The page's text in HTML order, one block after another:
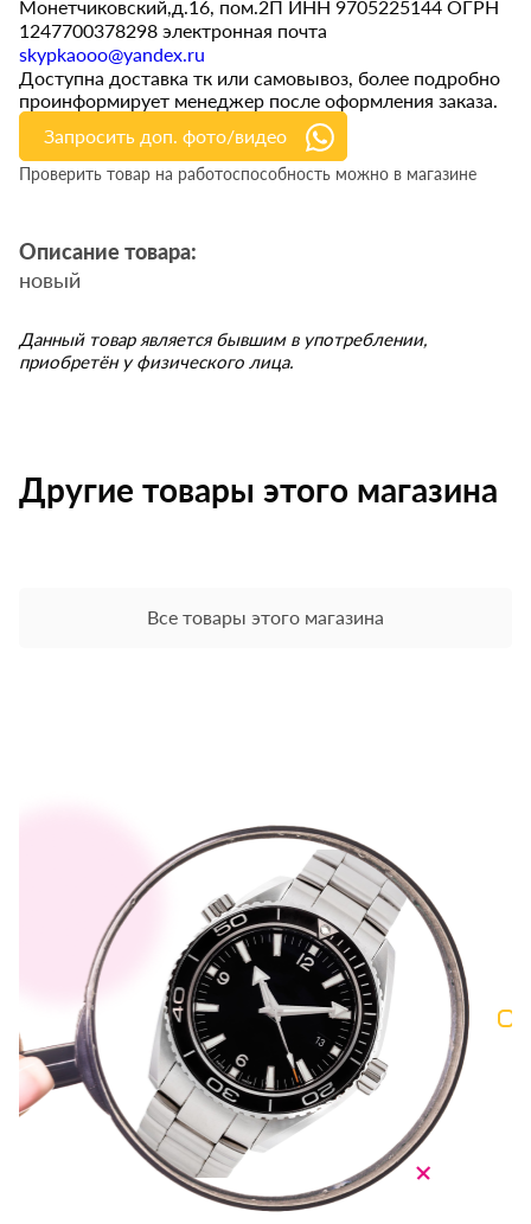
Монетчиковский,д.16, пом.2П ИНН 9705225144 ОГРН
1247700378298 электронная почта
skypkaooo@yandex.ru
Доступна доставка тк или самовывоз, более подробно
проинформирует менеджер после оформления заказа.
Запросить доп. фото/видео
Проверить товар на работоспособность можно в магазине
Описание товара:
новый
Данный товар является бывшим в употреблении,
приобретён у физического лица.
Другие товары этого магазина
Все товары этого магазина